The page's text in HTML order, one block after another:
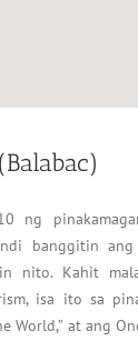
ng
banggitin
nito. Kahit
isa ito sa
World,” at ang